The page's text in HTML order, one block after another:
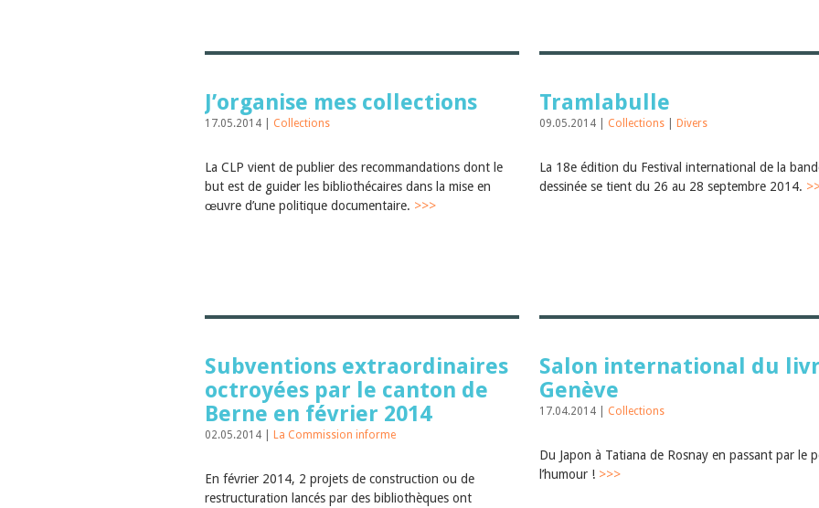
J’organise mes collections
17.05.2014 | Collections
La CLP vient de publier des recommandations dont le
but est de guider les bibliothécaires dans la mise en
œuvre d’une politique documentaire. >>>
Tramlabulle
09.05.2014 | Collections Divers
La 18e édition du Festival international de la
dessinée se tient du 26 au 28 septembre 2014.
Subventions extraordinaires
octroyées par le canton de
Berne en février 2014
02.05.2014 | La Commission informe
En février 2014, 2 projets de construction ou de
restructuration lancés par des bibliothèques ont
Salon international du
Genève
17.04.2014 | Collections
Du Japon à Tatiana de Rosnay en passant par le
l’humour ! >>>